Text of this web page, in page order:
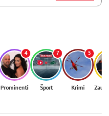
4
Prominenti
7
Šport
5
Krimi